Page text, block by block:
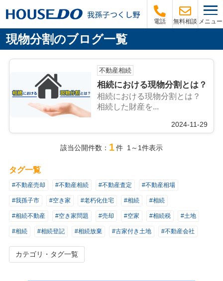
電話 無料相談 メニュー
現物分割のブログ一覧
不動産相続
相続における現物分割とは？
相続における現物分割とは？
相続した財産を...
2024-11-29
該当公開件数： 1件 1～1件表示
タグ一覧
#不動産売却 #不動産相続 #不動産査定 #不動産相場
#我孫子市 #空き家 #老朽化住宅 #相続 #相続
#相続不動産 #空き家問題 #売却 #空家 #相続税 #土地
#相続 #相続登記 #相続放棄 #古家付き土地 #不動産会社
カテゴリ・タグ一覧